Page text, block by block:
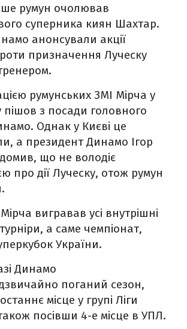
румун очолював
суперника киян Шахтар.
анонсували акції
призначення Луческу
румунських ЗМІ Мірча у
пішов з посади головного
Однак у Києві це
а президент Динамо Ігор
що не володіє
про дії Луческу, отож румун
вигравав усі внутрішні
а саме чемпіонат,
України.
Динамо
поганий сезон,
місце у групі Ліги
посівши 4-е місце в УПЛ.